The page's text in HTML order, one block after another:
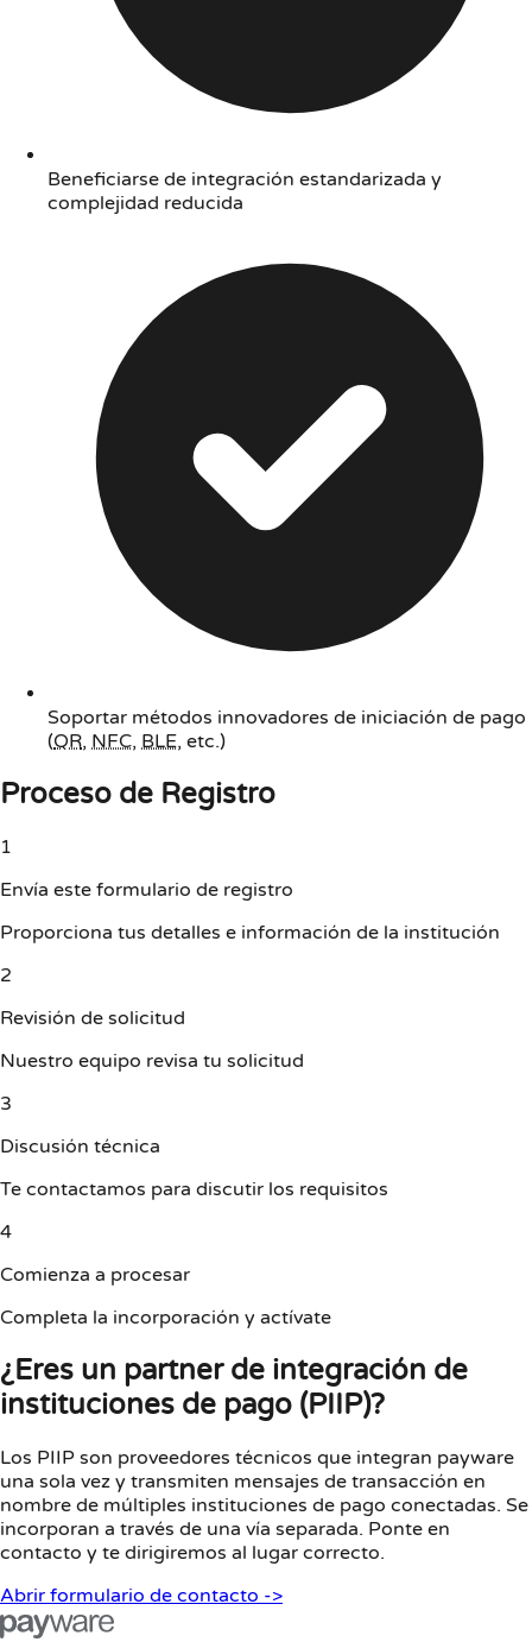
Beneficiarse de integración estandarizada y
complejidad reducida
Soportar métodos innovadores de iniciación de pago
(QR, NFC, BLE, etc.)
Proceso de Registro
1
Envía este formulario de registro
Proporciona tus detalles e información de la institución
2
Revisión de solicitud
Nuestro equipo revisa tu solicitud
3
Discusión técnica
Te contactamos para discutir los requisitos
4
Comienza a procesar
Completa la incorporación y actívate
¿Eres un partner de integración de
instituciones de pago (PIIP)?
Los PIIP son proveedores técnicos que integran payware
una sola vez y transmiten mensajes de transacción en
nombre de múltiples instituciones de pago conectadas. Se
incorporan a través de una vía separada. Ponte en
contacto y te dirigiremos al lugar correcto.
Abrir formulario de contacto ->